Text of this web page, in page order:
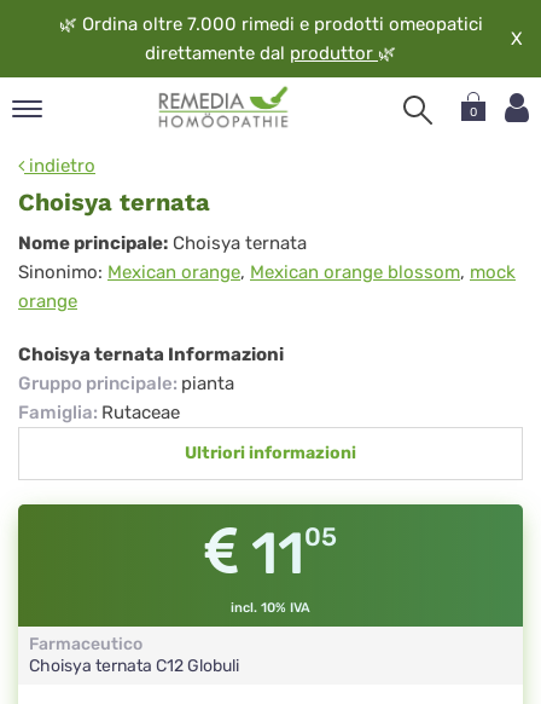
🌿 Ordina oltre 7.000 rimedi e prodotti omeopatici
direttamente dal produttor 🌿
X
0
indietro
Choisya ternata
Choisya
ternata
Nome principale: Choisya ternata
Sinonimo: Mexican orange, Mexican orange blossom, mock
orange
Choisya ternata Informazioni
Gruppo principale: pianta
Famiglia: Rutaceae
Ultriori informazioni
1105
incl. 10% IVA
Farmaceutico
Choisya ternata C12Globuli